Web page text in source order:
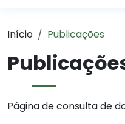
Início Publicações
Página de consulta de